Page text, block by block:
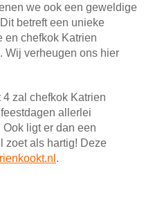
we ook een geweldige
betreft een unieke
en chefkok Katrien
Wij verheugen ons hier
4 zal chefkok Katrien
allerlei
ligt er dan een
zoet als hartig! Deze
.